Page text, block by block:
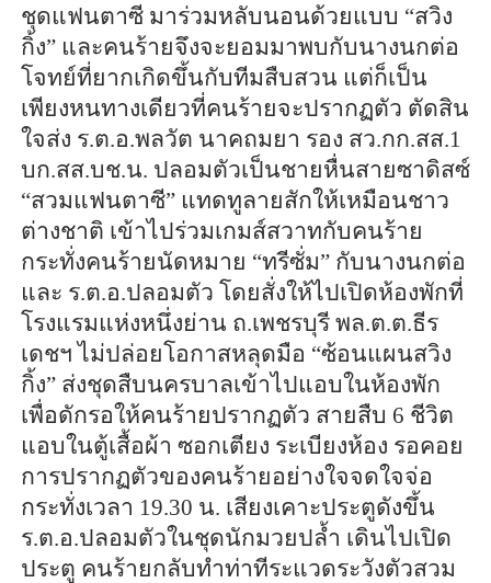
ชุดแฟนตาซี มาร่วมหลับนอนด้วยแบบ “สวิง
กิ้ง” และคนร้ายจึงจะยอมมาพบกับนางนกต่อ
โจทย์ที่ยากเกิดขึ้นกับทีมสืบสวน แต่ก็เป็น
เพียงหนทางเดียวที่คนร้ายจะปรากฏตัว ตัดสิน
ใจส่ง ร.ต.อ.พลวัต นาคถมยา รอง สว.กก.สส.1
บก.สส.บช.น. ปลอมตัวเป็นชายหื่นสายซาดิสซ์
“สวมแฟนตาซี” แทดทูลายสักให้เหมือนชาว
ต่างชาติ เข้าไปร่วมเกมส์สวาทกับคนร้าย
กระทั่งคนร้ายนัดหมาย “ทรีซั่ม” กับนางนกต่อ
และ ร.ต.อ.ปลอมตัว โดยสั่งให้ไปเปิดห้องพักที่
โรงแรมแห่งหนึ่งย่าน ถ.เพชรบุรี พล.ต.ต.ธีร
เดชฯ ไม่ปล่อยโอกาสหลุดมือ “ซ้อนแผนสวิง
กิ้ง” ส่งชุดสืบนครบาลเข้าไปแอบในห้องพัก
เพื่อดักรอให้คนร้ายปรากฏตัว สายสืบ 6 ชีวิต
แอบในตู้เสื้อผ้า ซอกเตียง ระเบียงห้อง รอคอย
การปรากฏตัวของคนร้ายอย่างใจจดใจจ่อ
กระทั่งเวลา 19.30 น. เสียงเคาะประตูดังขึ้น
ร.ต.อ.ปลอมตัวในชุดนักมวยปล้ำ เดินไปเปิด
ประตู คนร้ายกลับทำท่าทีระแวดระวังตัวสวม